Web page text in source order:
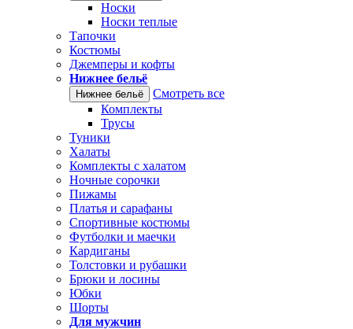
Носки
Носки теплые
Тапочки
Костюмы
Джемперы и кофты
Нижнее бельё
Нижнее бельё
Смотреть все
Комплекты
Трусы
Туники
Халаты
Комплекты с халатом
Ночные сорочки
Пижамы
Платья и сарафаны
Спортивные костюмы
Футболки и маечки
Кардиганы
Толстовки и рубашки
Брюки и лосины
Юбки
Шорты
Для мужчин